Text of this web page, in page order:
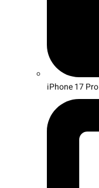
iPhone 17 Pro